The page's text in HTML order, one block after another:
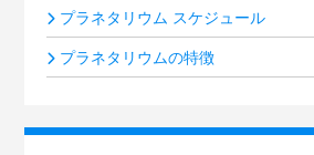
プラネタリウム スケジュール
プラネタリウムの特徴